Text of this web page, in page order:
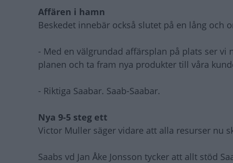
Affären i hamn
Beskedet innebär också slutet på en lång och
- Med en välgrundad affärsplan på plats ser
planen och ta fram nya produkter till våra
- Riktiga Saabar. Saab-Saabar.
Nya 9-5 steg ett
Victor Muller säger vidare att alla resurser nu
Saabs vd Jan Åke Jonsson tycker att allt stöd